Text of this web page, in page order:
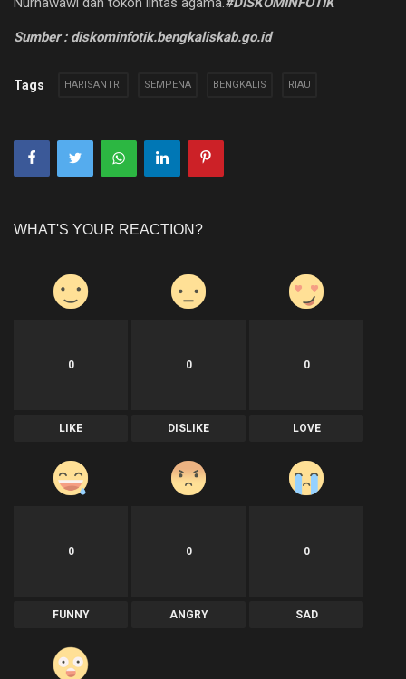
Sumber : diskominfotik.bengkaliskab.go.id
Tags HARISANTRI SEMPENA BENGKALIS RIAU
WHAT'S YOUR REACTION?
0
LIKE
0
DISLIKE
0
LOVE
0
FUNNY
0
ANGRY
0
SAD